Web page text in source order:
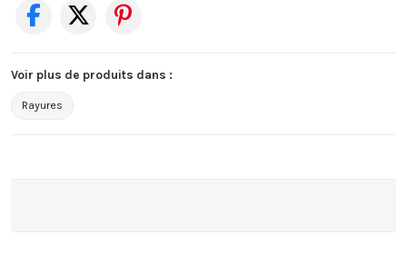
Voir plus de produits dans :
Rayures